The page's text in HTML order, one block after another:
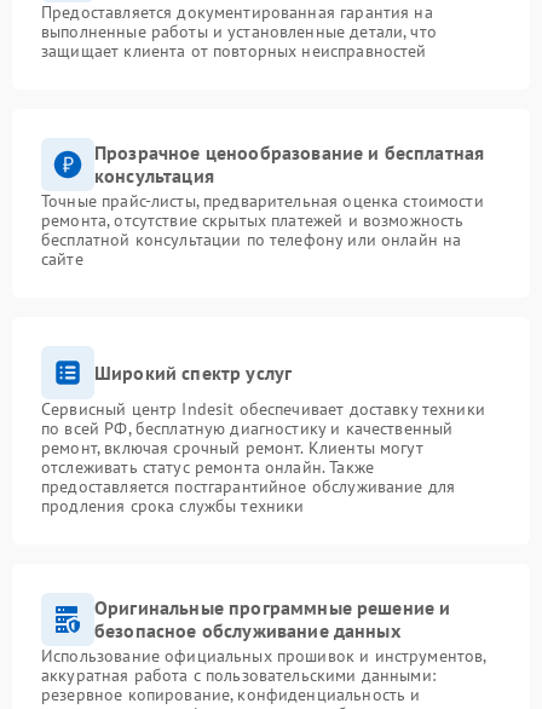
Предоставляется документированная гарантия на
выполненные работы и установленные детали, что
защищает клиента от повторных неисправностей
Прозрачное ценообразование и бесплатная
консультация
Точные прайс-листы, предварительная оценка стоимости
ремонта, отсутствие скрытых платежей и возможность
бесплатной консультации по телефону или онлайн на
сайте
Широкий спектр услуг
Сервисный центр Indesit обеспечивает доставку техники
по всей РФ, бесплатную диагностику и качественный
ремонт, включая срочный ремонт. Клиенты могут
отслеживать статус ремонта онлайн. Также
предоставляется постгарантийное обслуживание для
продления срока службы техники
Оригинальные программные решение и
безопасное обслуживание данных
Использование официальных прошивок и инструментов,
аккуратная работа с пользовательскими данными:
резервное копирование, конфиденциальность и